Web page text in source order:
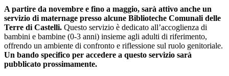
A partire da novembre e fino a maggio, sarà attivo anche un
servizio di maternage presso alcune Biblioteche Comunali delle
Terre di Castelli. Questo servizio è dedicato all’accoglienza di
bambini e bambine (0-3 anni) insieme agli adulti di riferimento,
offrendo un ambiente di confronto e riflessione sul ruolo genitoriale.
Un bando specifico per accedere a questo servizio sarà
pubblicato prossimamente.